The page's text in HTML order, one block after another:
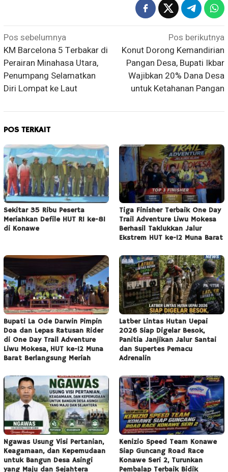
Navigasi
pos
Pos sebelumnya
KM Barcelona 5 Terbakar di
Perairan Minahasa Utara,
Penumpang Selamatkan
Diri Lompat ke Laut
Pos berikutnya
Konut Dorong Kemandirian
Pangan Desa, Bupati Ikbar
Wajibkan 20% Dana Desa
untuk Ketahanan Pangan
POS TERKAIT
Sekitar 35 Ribu Peserta
Meriahkan Defile HUT RI ke-81
di Konawe
Tiga Finisher Terbaik One Day
Trail Adventure Liwu Mokesa
Berhasil Taklukkan Jalur
Ekstrem HUT ke-12 Muna Barat
Bupati La Ode Darwin Pimpin
Doa dan Lepas Ratusan Rider
di One Day Trail Adventure
Liwu Mokesa, HUT ke-12 Muna
Barat Berlangsung Meriah
Latber Lintas Hutan Uepai
2026 Siap Digelar Besok,
Panitia Janjikan Jalur Santai
dan Supertes Pemacu
Adrenalin
Ngawas Usung Visi Pertanian,
Keagamaan, dan Kepemudaan
untuk Bangun Desa Asingi
yang Maju dan Sejahtera
Kenizio Speed Team Konawe
Siap Guncang Road Race
Konawe Seri 2, Turunkan
Pembalap Terbaik Bidik